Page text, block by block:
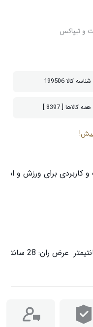
شناسه کالا199506
همه کالاها [ 8397 ]